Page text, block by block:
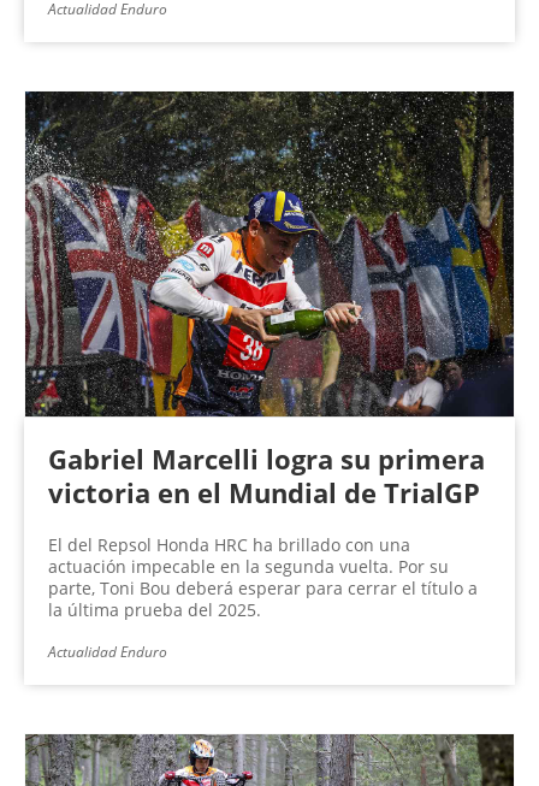
Actualidad Enduro
Gabriel Marcelli logra su primera
victoria en el Mundial de TrialGP
El del Repsol Honda HRC ha brillado con una
actuación impecable en la segunda vuelta. Por su
parte, Toni Bou deberá esperar para cerrar el título a
la última prueba del 2025.
Actualidad Enduro